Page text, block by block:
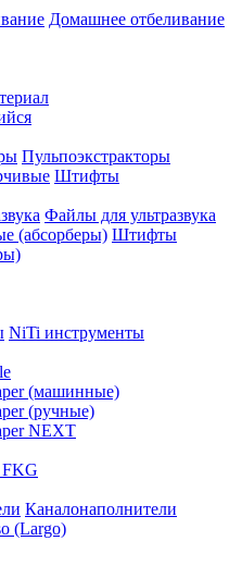
Домашнее отбеливание
Пульпоэкстракторы
Штифты
Файлы для ультразвука
Штифты
NiTi инструменты
(машинные)
(ручные)
NEXT
Каналонаполнители
(Largo)